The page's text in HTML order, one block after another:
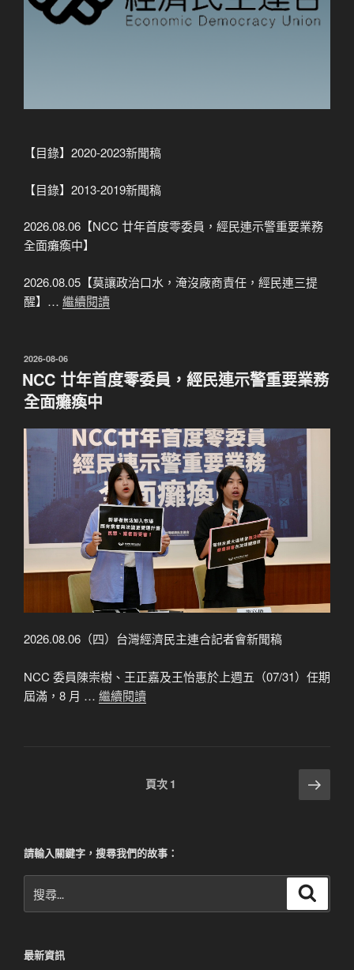
【目錄】2020-2023新聞稿
【目錄】2013-2019新聞稿
2026.08.06【NCC 廿年首度零委員，經民連示警重要業務
全面癱瘓中】
2026.08.05【莫讓政治口水，淹沒廠商責任，經民連三提
醒】… 繼續閱讀
發
佈
於
2026-08-06
NCC 廿年首度零委員，經民連示警重要業務
全面癱瘓中
2026.08.06（四）台灣經濟民主連合記者會新聞稿
NCC 委員陳崇樹、王正嘉及王怡惠於上週五（07/31）任期
屆滿，8 月 … 繼續閱讀
頁
頁次 1 下
一
請輸入關鍵字，搜尋我們的故事：
尋
字:
最新資訊